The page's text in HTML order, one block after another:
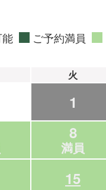
能 ご予約満員
火
1
8
満員
15